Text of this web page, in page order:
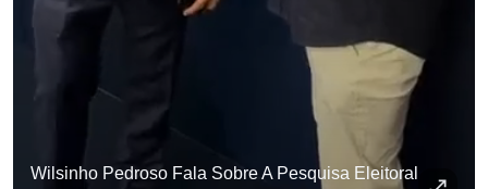
Wilsinho Pedroso Fala Sobre A Pesquisa Eleitoral